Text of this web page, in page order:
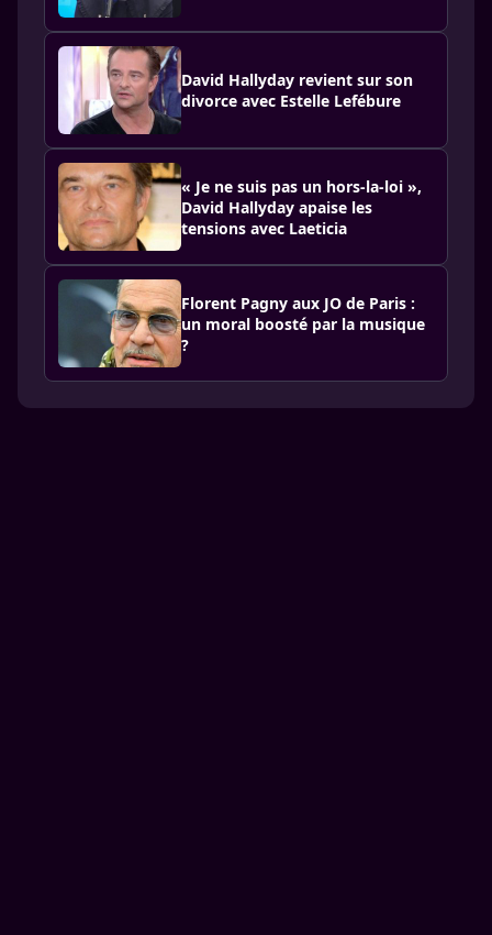
David Hallyday revient sur son
divorce avec Estelle Lefébure
« Je ne suis pas un hors-la-loi »,
David Hallyday apaise les
tensions avec Laeticia
Florent Pagny aux JO de Paris :
un moral boosté par la musique
?